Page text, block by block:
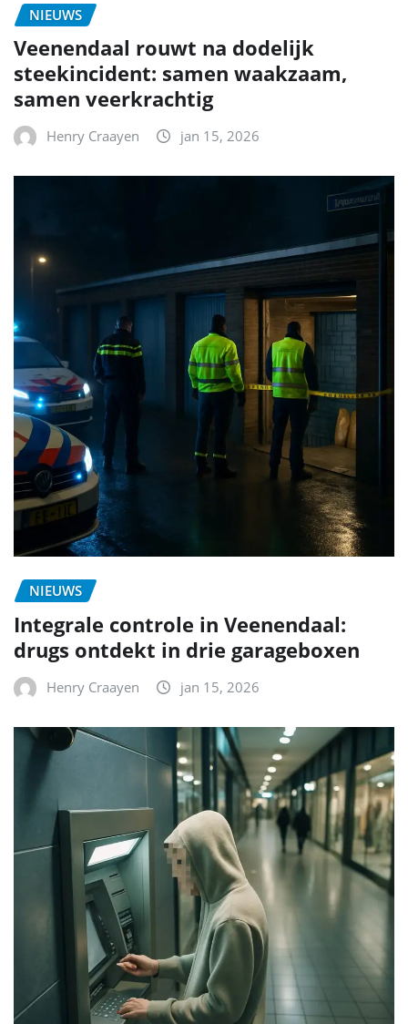
NIEUWS
Veenendaal rouwt na dodelijk
steekincident: samen waakzaam,
samen veerkrachtig
Henry Craayen jan 15, 2026
NIEUWS
Integrale controle in Veenendaal:
drugs ontdekt in drie garageboxen
Henry Craayen jan 15, 2026